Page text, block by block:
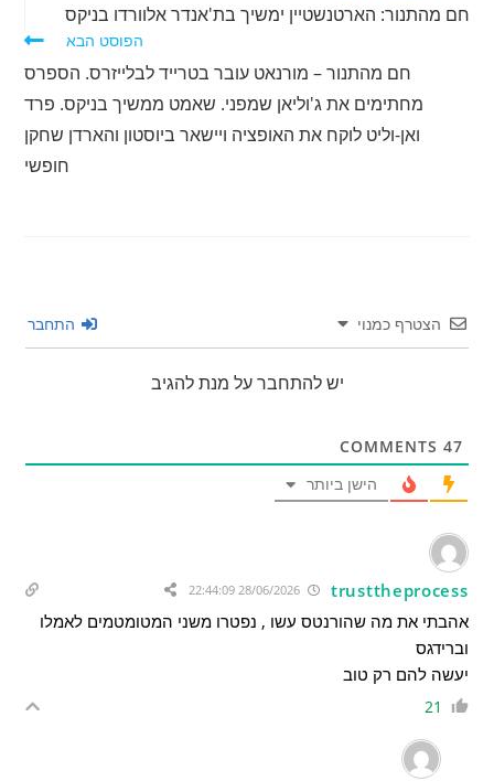
נוספים
חם מהתנור: הארטנשטיין ימשיך בת'אנדר אלוורדו בניקס
הפוסט הבא
חם מהתנור – מורנאט עובר בטרייד לבלייזרס. הספרס
מחתימים את ג'וליאן שמפני. שאמט ממשיך בניקס. פרד
ואן-וליט לוקח את האופציה ויישאר ביוסטון והארדן שחקן
חופשי
הצטרף כמנוי התחבר
יש להתחבר על מנת להגיב
47
הישן ביותר
trusttheprocess
אהבתי את מה שהורנטס עשו , נפטרו משני המטומטמים לאמלו
וברידגס
יעשה להם רק טוב
21